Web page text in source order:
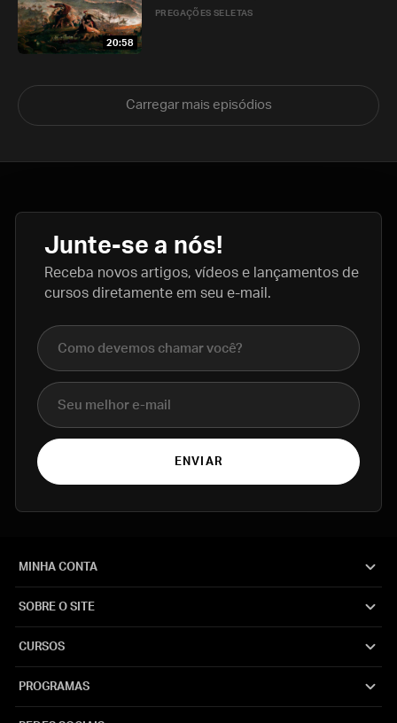
20:58
PREGAÇÕES SELETAS
Carregar mais episódios
Junte-se a nós!
Receba novos artigos, vídeos e lançamentos de
cursos diretamente em seu e-mail.
Nome completo
E-mail
ENVIAR
MINHA CONTA
SOBRE O SITE
CURSOS
PROGRAMAS